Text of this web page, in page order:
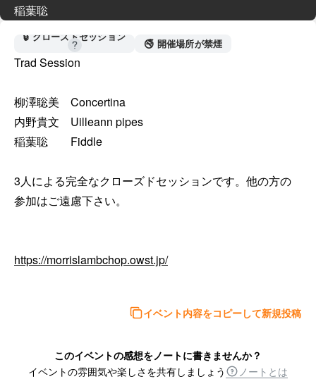
稲葉聡
🔒 クローズドセッション
🚭 開催場所が禁煙
Trad Session
柳澤聡美　Concertina
内野貴文　Uilleann pipes
稲葉聡　　Fiddle
3人による完全なクローズドセッションです。他の方の
参加はご遠慮下さい。
https://morrislambchop.owst.jp/
イベント内容をコピーして新規投稿
このイベントの感想をノートに書きませんか？
イベントの雰囲気や楽しさを共有しましょう
ノートとは